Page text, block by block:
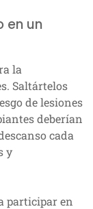
en un
la
Saltártelos
de lesiones
deberían
cada
y
participar en